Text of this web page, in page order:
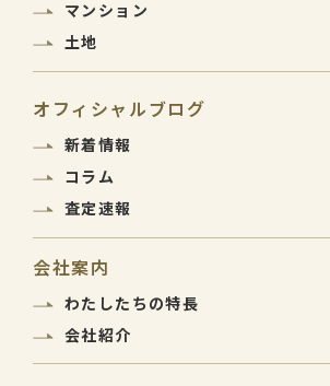
マンション
土地
オフィシャルブログ
新着情報
コラム
査定速報
会社案内
わたしたちの特長
会社紹介